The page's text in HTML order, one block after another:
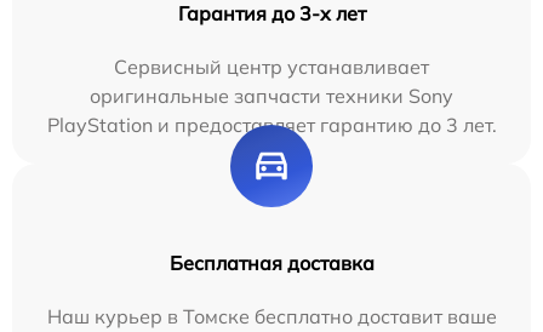
Гарантия до 3-х лет
Сервисный центр устанавливает
оригинальные запчасти техники Sony
PlayStation и предоставляет гарантию до 3 лет.
Бесплатная доставка
Наш курьер в Томске бесплатно доставит ваше